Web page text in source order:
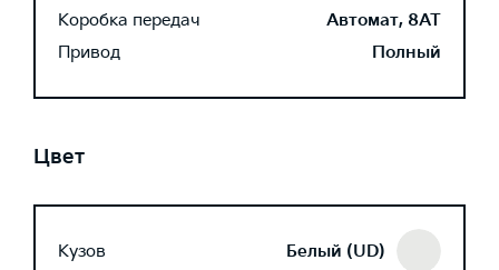
Коробка передач
Автомат, 8AT
Привод
Полный
Цвет
Кузов Белый (UD)